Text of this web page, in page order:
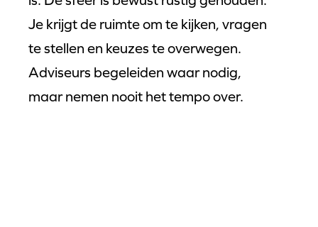
Je krijgt de ruimte om te kijken, vragen
te stellen en keuzes te overwegen.
Adviseurs begeleiden waar nodig,
maar nemen nooit het tempo over.